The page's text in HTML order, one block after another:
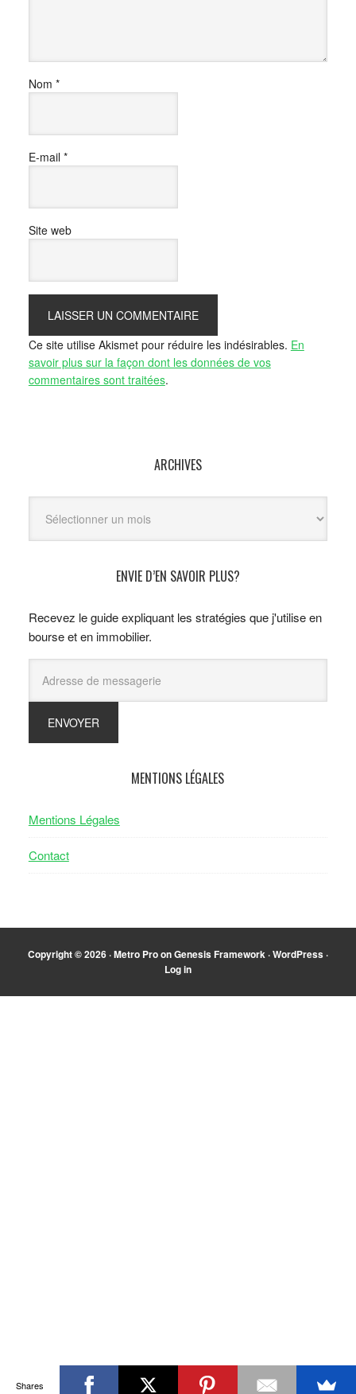
Nom *
E-mail *
Site web
Ce site utilise Akismet pour réduire les indésirables. En
savoir plus sur la façon dont les données de vos
commentaires sont traitées.
ARCHIVES
ENVIE D’EN SAVOIR PLUS?
Recevez le guide expliquant les stratégies que j'utilise en
bourse et en immobilier.
MENTIONS LÉGALES
Mentions Légales
Contact
Copyright © 2026 ·Metro ProonGenesis Framework ·WordPress ·
Log in
Shares